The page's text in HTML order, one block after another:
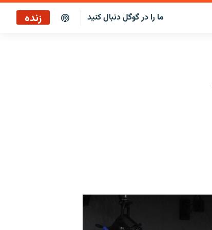
ما را در گوگل دنبال کنید زنده